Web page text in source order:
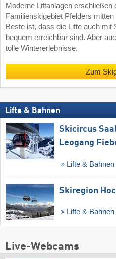
Moderne Liftanlagen erschließen
Familienskigebiet Pfelders
Beste ist, dass die Lifte auch mit
bequem erreichbar sind. Aber
tolle Wintererlebnisse.
Zum
Lifte & Bahnen
Skicircus
Leogang
Lifte & Bahnen
Skiregion
Lifte & Bahnen
Live-Webcams